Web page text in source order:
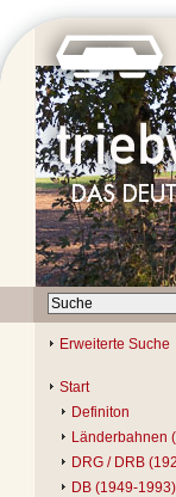
Erweiterte Suche
Start
Definiton
Länderbahnen
DRG / DRB
DB (1949-1993)